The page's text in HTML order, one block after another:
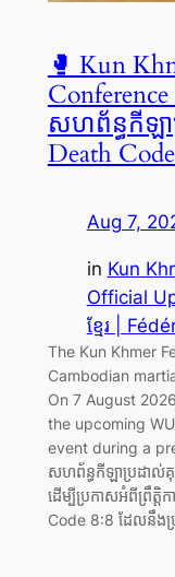
🥊 Kun
សហព័ន្ធកីឡា
Death
Aug 7,
in Kun
Official
ខ្មែរ |
The Kun Khmer
Cambodian
On 7 August
the upcoming
event during a
សហព័ន្ធកីឡាប្រដាល់គុន
ដើម្បីប្រកាសអំពីព្រឹត្
Code 8:8 ដែលនឹងប្